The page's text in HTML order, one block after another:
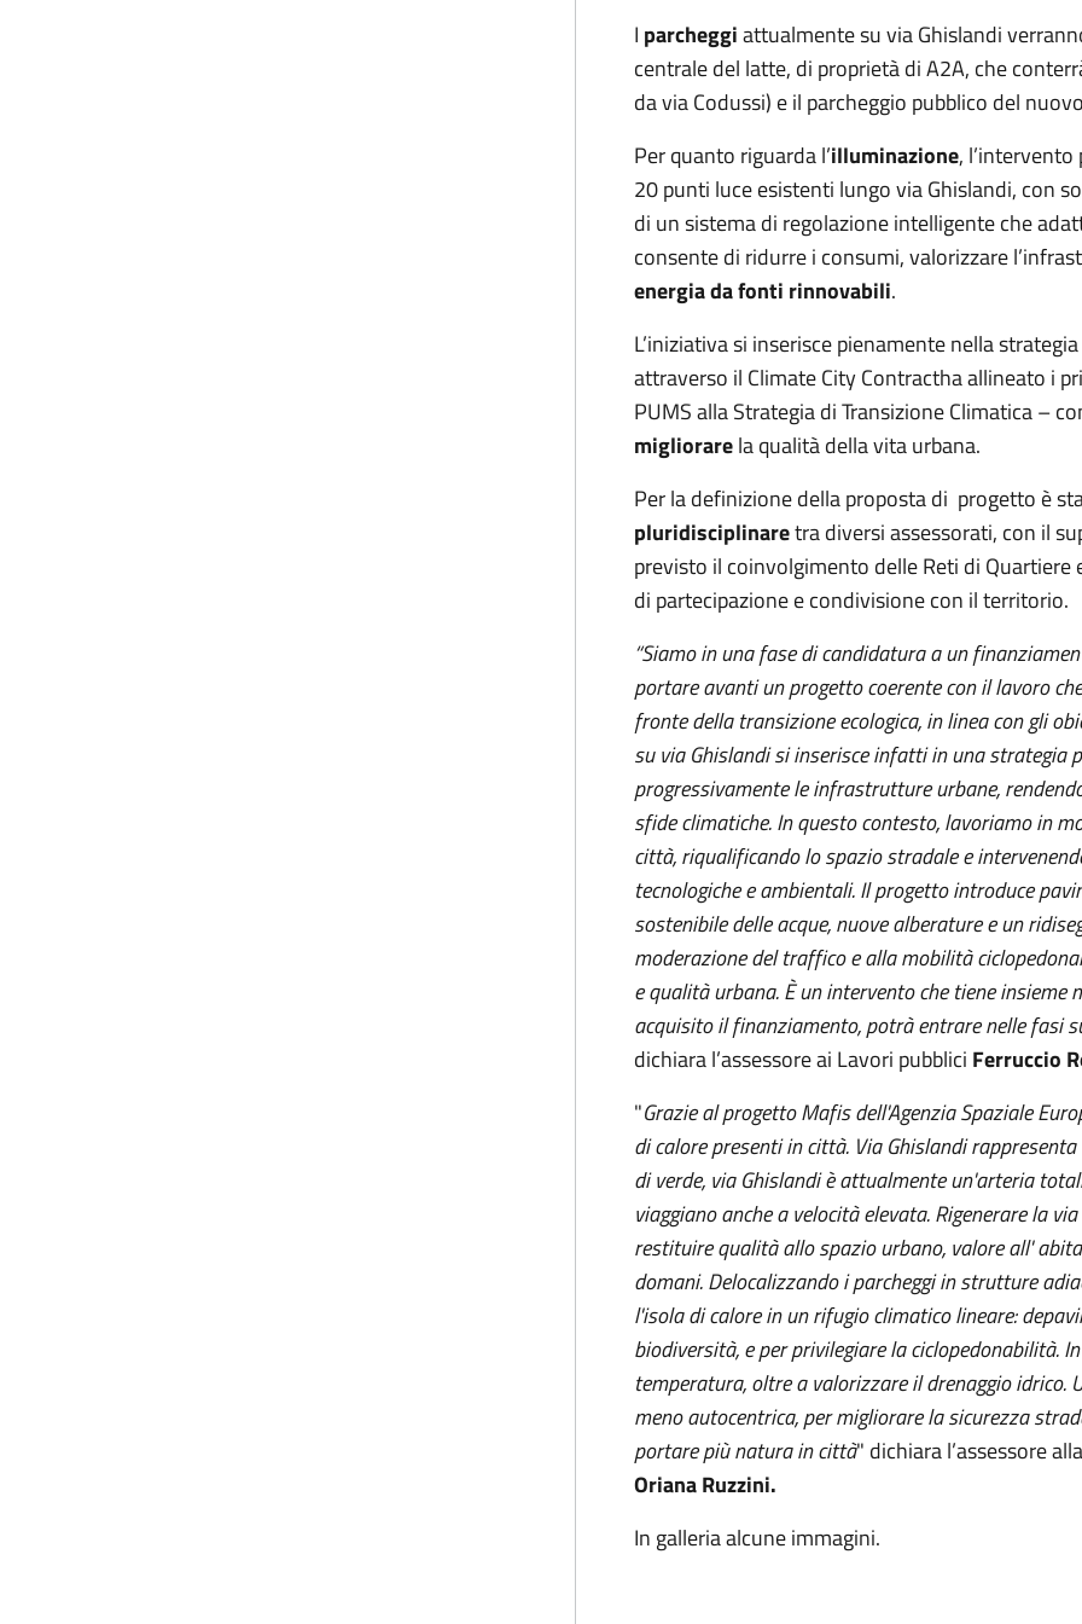
I parcheggiattualmente su via Ghislandi
centrale del latte, di proprietà di A2A, che
da via Codussi) e il parcheggio pubblico del
Per quanto riguarda l’illuminazione,
20 punti luce esistenti lungo via Ghislandi, con
di un sistema di regolazione intelligente che
consente di ridurre i consumi, valorizzare
energia da fonti rinnovabili.
L’iniziativa si inserisce pienamente nella
attraverso il Climate City Contractha allineato i
PUMS alla Strategia di Transizione Climatica –
migliorarela qualità della vita urbana.
Per la definizione della proposta di progetto è
pluridisciplinaretra diversi assessorati, con il
previsto il coinvolgimento delle Reti di
di partecipazione e condivisione con il territorio.
“Siamo in una fase di candidatura a un
portare avanti un progetto coerente con il lavoro
fronte della transizione ecologica, in linea con gli
su via Ghislandi si inserisce infatti in una strategia
progressivamente le infrastrutture urbane,
sfide climatiche. In questo contesto, lavoriamo in
città, riqualificando lo spazio stradale e
tecnologiche e ambientali. Il progetto introduce
sostenibile delle acque, nuove alberature e un
moderazione del traffico e alla mobilità
e qualità urbana. È un intervento che tiene insieme
acquisito il finanziamento, potrà entrare nelle fasi
dichiara l’assessore ai Lavori pubblici Ferruccio
"Grazie al progetto Mafis dell'Agenzia Spaziale
di calore presenti in città. Via Ghislandi
di verde, via Ghislandi è attualmente un'arteria
viaggiano anche a velocità elevata. Rigenerare la
restituire qualità allo spazio urbano, valore all'
domani. Delocalizzando i parcheggi in strutture
l'isola di calore in un rifugio climatico lineare:
biodiversità, e per privilegiare la ciclopedonabilità.
temperatura, oltre a valorizzare il drenaggio idrico.
meno autocentrica, per migliorare la sicurezza
portare più natura in città" dichiara l’assessore
Oriana Ruzzini.
In galleria alcune immagini.